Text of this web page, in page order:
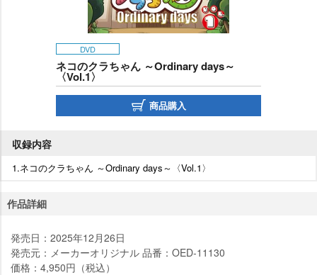
DVD
ネコのクラちゃん ～Ordinary days～
〈Vol.1〉
商品購入
収録内容
1.ネコのクラちゃん ～Ordinary days～〈Vol.1〉
作品詳細
発売日：2025年12月26日
発売元：メーカーオリジナル 品番：OED-11130
価格：4,950円（税込）